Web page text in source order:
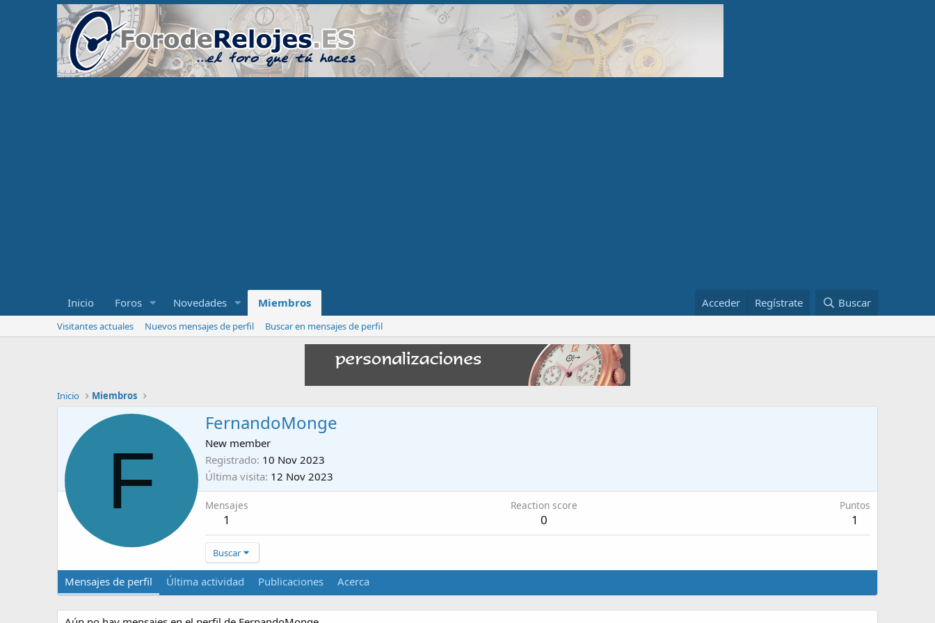
Inicio Foros Novedades Miembros Acceder Regístrate Buscar
Visitantes actuales Nuevos mensajes de perfil Buscar en mensajes de perfil
Inicio Miembros
F
FernandoMonge
New member
Registrado 10 Nov 2023
Última visita 12 Nov 2023
Mensajes
1
Reaction score
0
Puntos
1
Buscar
Mensajes de perfil Última actividad Publicaciones Acerca